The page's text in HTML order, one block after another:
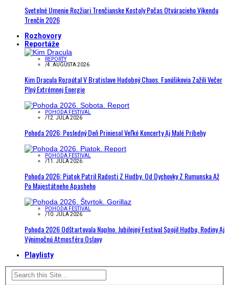
Svetelné Umenie Rozžiari Trenčianske Kostoly Počas Otváracieho Víkendu
Trenčín 2026
Rozhovory
Reportáže
REPORTY
/4. AUGUSTA 2026
Kim Dracula Rozpútal V Bratislave Hudobný Chaos. Fanúšikovia Zažili Večer
Plný Extrémnej Energie
POHODA FESTIVAL
/12. JÚLA 2026
Pohoda 2026: Posledný Deň Priniesol Veľké Koncerty Aj Malé Príbehy
POHODA FESTIVAL
/11. JÚLA 2026
Pohoda 2026: Piatok Patril Radosti Z Hudby. Od Dychovky Z Rumunska Až
Po Majestátneho Apasheho
POHODA FESTIVAL
/10. JÚLA 2026
Pohoda 2026 Odštartovala Naplno. Jubilejný Festival Spojil Hudbu, Rodiny Aj
Výnimočnú Atmosféru Oslavy
Playlisty